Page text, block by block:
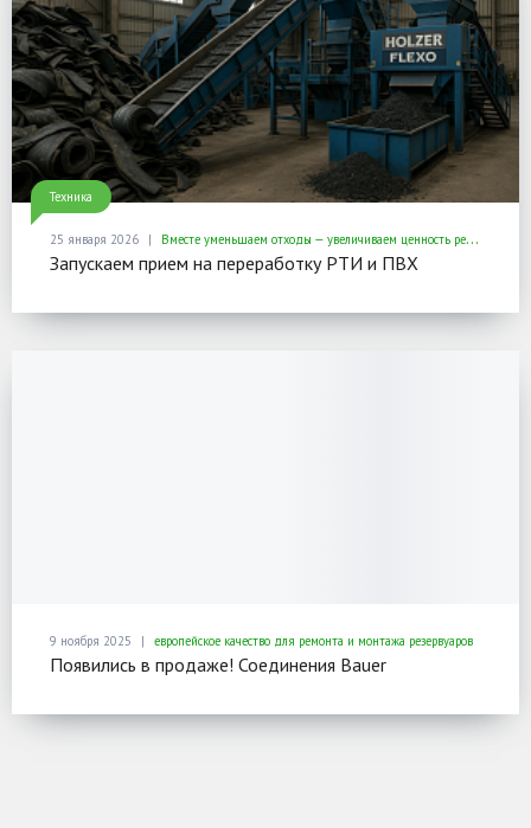
Техника
25 января 2026 Вместе уменьшаем отходы — увеличиваем ценность ресурсов
Запускаем прием на переработку РТИ и ПВХ
9 ноября 2025 европейское качество для ремонта и монтажа резервуаров
Появились в продаже! Соединения Bauer